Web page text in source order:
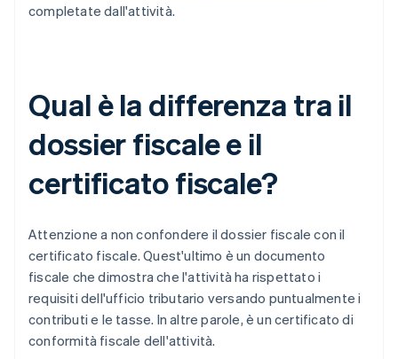
completate dall'attività.
Qual è la differenza tra il
dossier fiscale e il
certificato fiscale?
Attenzione a non confondere il dossier fiscale con il
certificato fiscale. Quest'ultimo è un documento
fiscale che dimostra che l'attività ha rispettato i
requisiti dell'ufficio tributario versando puntualmente i
contributi e le tasse. In altre parole, è un certificato di
conformità fiscale dell'attività.